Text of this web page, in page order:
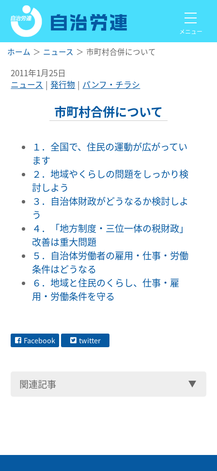
メニュー
ホーム ニュース 市町村合併について
2011年1月25日
ニュース
発行物 パンフ・チラシ
市町村合併について
１．全国で、住民の運動が広がってい
ます
２．地域やくらしの問題をしっかり検
討しよう
３．自治体財政がどうなるか検討しよ
う
４．「地方制度・三位一体の税財政」
改善は重大問題
５．自治体労働者の雇用・仕事・労働
条件はどうなる
６．地域と住民のくらし、仕事・雇
用・労働条件を守る
Facebook twitter
関連記事